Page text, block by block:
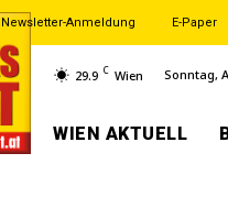
Newsletter-Anmeldung E-Paper
29.9 C Wien Sonntag,
WIEN AKTUELL